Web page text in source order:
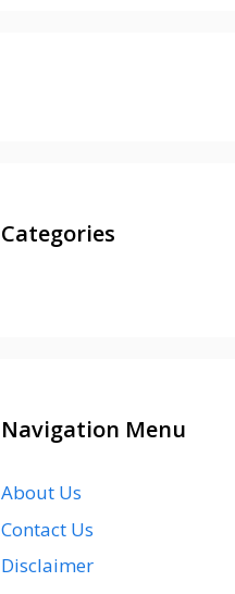
Categories
Navigation Menu
About Us
Contact Us
Disclaimer